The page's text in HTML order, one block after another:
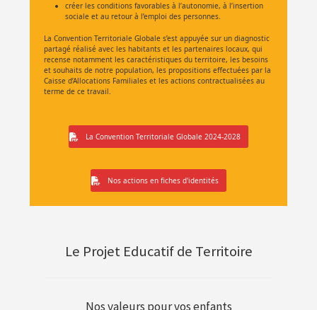
créer les conditions favorables à l’autonomie, à l’insertion
sociale et au retour à l’emploi des personnes.
La Convention Territoriale Globale s’est appuyée sur un diagnostic
partagé réalisé avec les habitants et les partenaires locaux, qui
recense notamment les caractéristiques du territoire, les besoins
et souhaits de notre population, les propositions effectuées par la
Caisse d’Allocations Familiales et les actions contractualisées au
terme de ce travail.
La Convention Territoriale Globale 2024-2028
Nos actions en fiches d'identités
Le Projet Educatif de Territoire
Nos valeurs pour vos enfants